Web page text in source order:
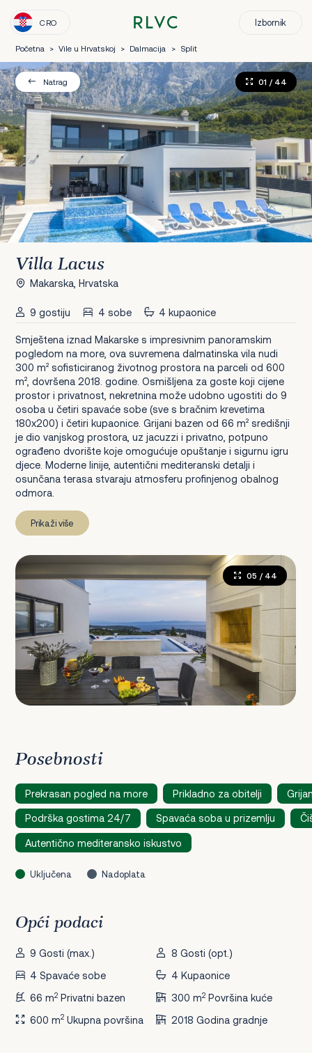
CRO Izbornik
Početna > Vile u Hrvatskoj > Dalmacija > Split
Natrag 01 / 44
Villa Lacus
Makarska, Hrvatska
9 gostiju 4 sobe 4 kupaonice
Smještena iznad Makarske s impresivnim panoramskim
pogledom na more, ova suvremena dalmatinska vila nudi
300 m² sofisticiranog životnog prostora na parceli od 600
m², dovršena 2018. godine. Osmišljena za goste koji cijene
prostor i privatnost, nekretnina može udobno ugostiti do 9
osoba u četiri spavaće sobe (sve s bračnim krevetima
180x200) i četiri kupaonice. Grijani bazen od 66 m² središnji
je dio vanjskog prostora, uz jacuzzi i privatno, potpuno
ograđeno dvorište koje omogućuje opuštanje i sigurnu igru
djece. Moderne linije, autentični mediteranski detalji i
osunčana terasa stvaraju atmosferu profinjenog obalnog
odmora.
Prikaži više
05 / 44
Posebnosti
Prekrasan pogled na more Prikladno za obitelji
Podrška gostima 24/7 Spavaća soba u prizemlju
Autentično mediteransko iskustvo
Uključena Nadoplata
Opći podaci
9 Gosti (max.)
8 Gosti (opt.)
4 Spavaće sobe
4 Kupaonice
66 m2 Privatni bazen 300 m2Površina kuće
600 m2 Ukupna površina 2018 Godina gradnje